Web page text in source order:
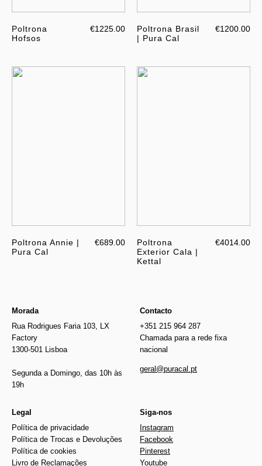
Poltrona
Hofsos
€1225.00
Poltrona Brasil
| Pura Cal
€1200.00
Poltrona Annie |
Pura Cal
€689.00
Poltrona
Exterior Cala |
Kettal
€4014.00
Morada
Rua Rodrigues Faria 103, LX
Factory
1300-501 Lisboa
Segunda a Domingo, das 10h às
19h
Contacto
+351 215 964 287
Chamada para a rede fixa
nacional
geral@puracal.pt
Legal
Política de privacidade
Política de Trocas e Devoluções
Política de cookies
Livro de Reclamações
Siga-nos
Instagram
Facebook
Pinterest
Youtube